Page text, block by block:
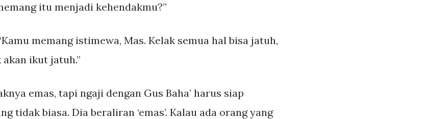
itu menjadi kehendakmu?”
memang istimewa, Mas. Kelak semua hal bisa jatuh,
ikut jatuh.”
emas, tapi ngaji dengan Gus Baha’ harus siap
tidak biasa. Dia beraliran ‘emas’. Kalau ada orang yang